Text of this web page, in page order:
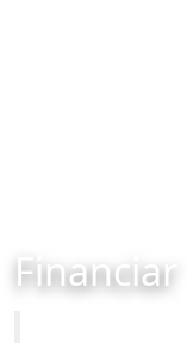
Financiar